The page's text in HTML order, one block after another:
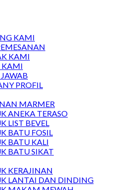
KAMI
KAMI
KAMI
PROFIL
MARMER
ANEKA TERASO
LIST BEVEL
BATU FOSIL
BATU KALI
BATU SIKAT
KERAJINAN
LANTAI DAN DINDING